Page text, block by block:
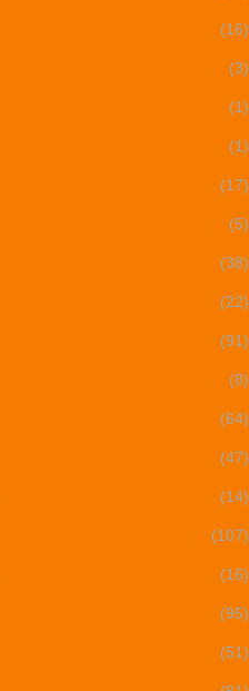
(16)
(3)
(1)
(1)
(17)
(5)
(38)
(22)
(91)
(8)
(64)
(47)
(14)
(107)
(16)
(95)
(51)